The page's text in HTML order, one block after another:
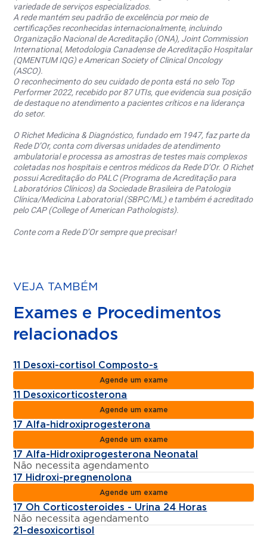
variedade de serviços especializados.
A rede mantém seu padrão de excelência por meio de
certificações reconhecidas internacionalmente, incluindo
Organização Nacional de Acreditação (ONA), Joint Commission
International, Metodologia Canadense de Acreditação Hospitalar
(QMENTUM IQG) e American Society of Clinical Oncology
(ASCO).
O reconhecimento do seu cuidado de ponta está no selo Top
Performer 2022, recebido por 87 UTIs, que evidencia sua posição
de destaque no atendimento a pacientes críticos e na liderança
do setor.
O Richet Medicina & Diagnóstico, fundado em 1947, faz parte da
Rede D’Or, conta com diversas unidades de atendimento
ambulatorial e processa as amostras de testes mais complexos
coletadas nos hospitais e centros médicos da Rede D’Or. O Richet
possui Acreditação do PALC (Programa de Acreditação para
Laboratórios Clínicos) da Sociedade Brasileira de Patologia
Clínica/Medicina Laboratorial (SBPC/ML) e também é acreditado
pelo CAP (College of American Pathologists).
Conte com a Rede D’Or sempre que precisar!
VEJA TAMBÉM
Exames e Procedimentos
relacionados
11 Desoxi-cortisol Composto-s
Agende um exame
11 Desoxicorticosterona
Agende um exame
17 Alfa-hidroxiprogesterona
Agende um exame
17 Alfa-Hidroxiprogesterona Neonatal
Não necessita agendamento
17 Hidroxi-pregnenolona
Agende um exame
17 Oh Corticosteroides - Urina 24 Horas
Não necessita agendamento
21-desoxicortisol